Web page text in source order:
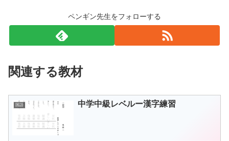
ペンギン先生をフォローする
関連する教材
国語 中学中級レベルー漢字練習